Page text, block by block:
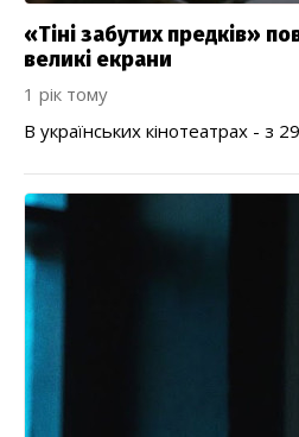
«Тіні забутих предків»
великі екрани
1 рік тому
В українських кінотеатрах - з